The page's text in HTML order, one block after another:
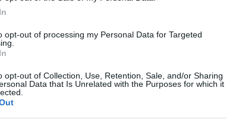
opt-out of processing my Personal Data for Targeted
opt-out of Collection, Use, Retention, Sale, and/or Sharing
Data that Is Unrelated with the Purposes for which it